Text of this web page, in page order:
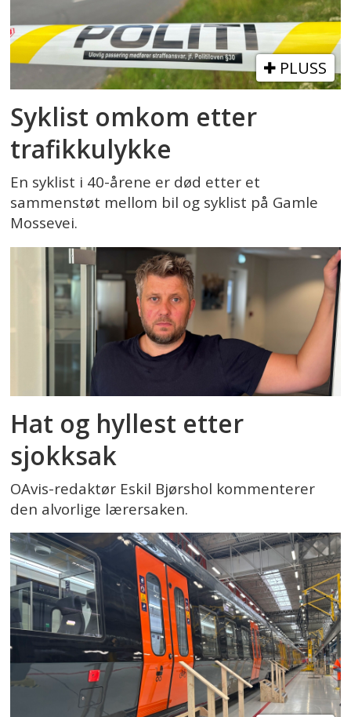
PLUSS
Syklist omkom etter
trafikkulykke
En syklist i 40-årene er død etter et
sammenstøt mellom bil og syklist på Gamle
Mossevei.
Hat og hyllest etter
sjokksak
OAvis-redaktør Eskil Bjørshol kommenterer
den alvorlige lærersaken.